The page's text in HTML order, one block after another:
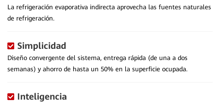
La refrigeración evaporativa indirecta aprovecha las fuentes naturales
de refrigeración.
Simplicidad
Diseño convergente del sistema, entrega rápida (de una a dos
semanas) y ahorro de hasta un 50% en la superficie ocupada.
Inteligencia